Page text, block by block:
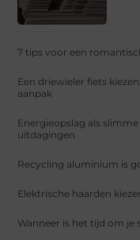
7 tips voor een
Een driewieler fiets
aanpak
Energieopslag als
uitdagingen
Recycling aluminium is
Elektrische haarden
Wanneer is het tijd om je